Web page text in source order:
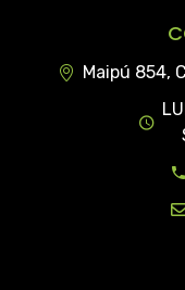
Maipú 854,